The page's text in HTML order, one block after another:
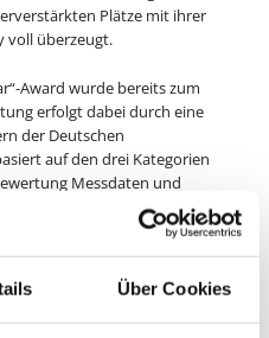
Über Cookies
Plätze mit ihrer
voll überzeugt.
Award wurde bereits zum
erfolgt dabei durch eine
der Deutschen
auf den drei Kategorien
Messdaten und
der Jury vor Ort. In der Kategorie
jedem Spiel der abgelaufenen
und der Schiedsrichter ihr
auf einer Skala zwischen 1
Addition des Notendurchschnitts
in die Gesamtbewertung